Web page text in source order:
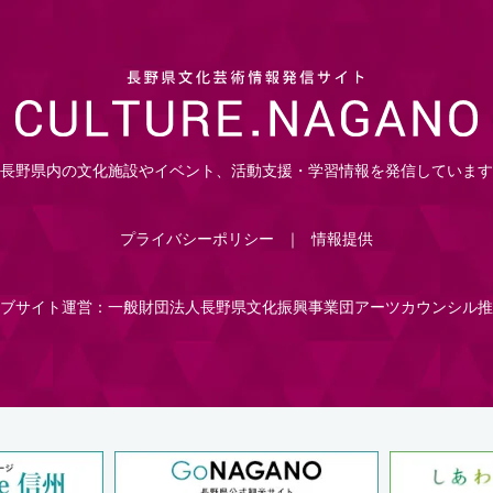
長野県内の文化施設やイベント、活動支援・学習情報を発信しています
プライバシーポリシー 情報提供
サイト運営：一般財団法人長野県文化振興事業団アーツカウンシル